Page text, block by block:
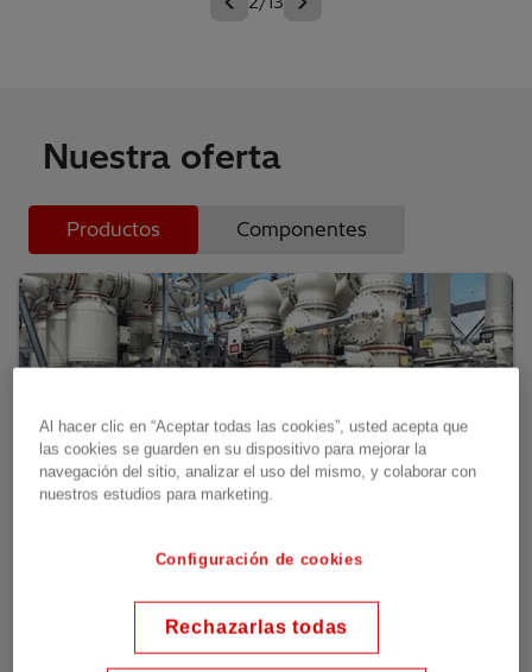
Nuestra oferta
Productos Componentes
Al hacer clic en “Aceptar todas las cookies”, usted acepta que
las cookies se guarden en su dispositivo para mejorar la
navegación del sitio, analizar el uso del mismo, y colaborar con
nuestros estudios para marketing.
Configuración de cookies
Rechazarlas todas